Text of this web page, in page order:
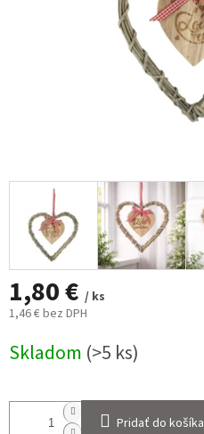
1,80 € / ks
1,46 € bez DPH
cena:
Skladom (>5 ks)
Pridať do košíka